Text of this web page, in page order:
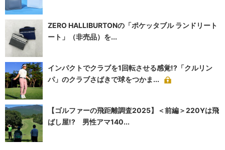
ZERO HALLIBURTONの「ポケッタブル ランドリート
ート」（非売品）を...
インパクトでクラブを1回転させる感覚!?「クルリン
パ」のクラブさばきで球をつかま...
【ゴルファーの飛距離調査2025】＜前編＞220Yは飛
ばし屋!? 男性アマ140...